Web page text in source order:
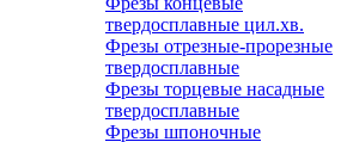
твердосплавные цил.хв.
Фрезы отрезные-прорезные
твердосплавные
Фрезы торцевые насадные
твердосплавные
Фрезы шпоночные